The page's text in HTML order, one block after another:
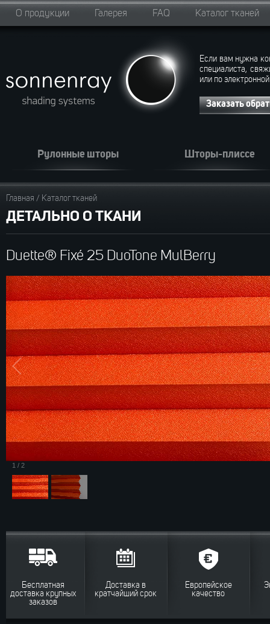
О продукции Галерея FAQ Каталог тканей
Если вам нужна
специалиста,
или по
Заказать
Рулонные шторы Шторы-плиссе
Главная / Каталог тканей
ДЕТАЛЬНО О ТКАНИ
Duette® Fixé 25 DuoTone MulBerry
1 / 2
Бесплатная
доставка крупных
заказов
Доставка в
кратчайший срок
Европейское
качество